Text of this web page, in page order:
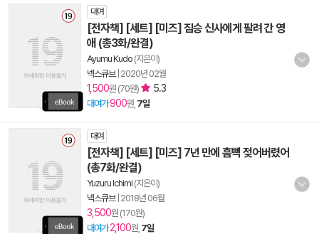
대여
[전자책] [세트] [미즈] 짐승 신사에게 팔려 간 영
애 (총3화/완결)
Ayumu Kudo (지은이)
넥스큐브| 2020년 02월
1,500원 (70원) 5.3
대여가900원, 7일
대여
[전자책] [세트] [미즈] 7년 만에 흠뻑 젖어버렸어
(총7화/완결)
Yuzuru Ichimi (지은이)
넥스큐브| 2018년 06월
3,500원 (170원)
대여가 2,100원, 7일